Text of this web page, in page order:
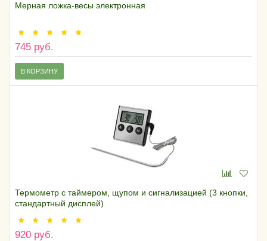
Мерная ложка-весы электронная
745 руб.
В КОРЗИНУ
Термометр с таймером, щупом и сигнализацией (3 кнопки,
стандартный дисплей)
920 руб.